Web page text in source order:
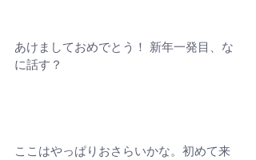
あけましておめでとう！ 新年一発目、な
に話す？
ここはやっぱりおさらいかな。初めて来